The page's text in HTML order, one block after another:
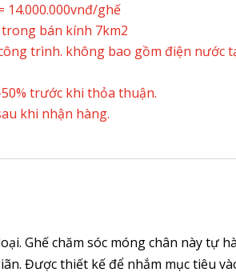
14.000.000vnđ/ghế
bán kính 7km2
trình. không bao gồm điện nước
trước khi thỏa thuận.
khi nhận hàng.
Ghế chăm sóc móng chân này tự
Được thiết kế để nhắm mục tiêu